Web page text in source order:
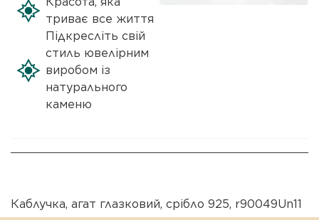
триває все життя
Підкресліть свій
стиль ювелірним
виробом із
натурального
каменю
Каблучка, агат глазковий, срібло 925, r90049Un11